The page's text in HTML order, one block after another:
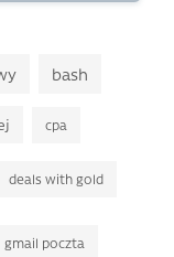
bash
cpa
deals with gold
gmail poczta